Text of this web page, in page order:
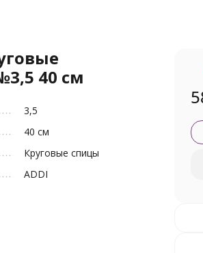
40 см
3,5
40 см
Круговые спицы
ADDI